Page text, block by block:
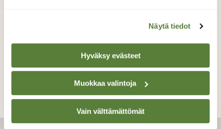
Näytä tiedot
Hyväksy evästeet
Muokkaa valintoja
Vain välttämättömät
TAKAISIN LISTAAN